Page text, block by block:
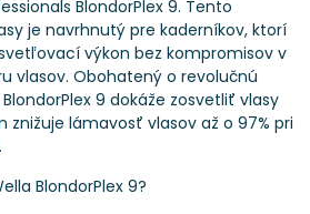
BlondorPlex 9. Tento
je navrhnutý pre kaderníkov, ktorí
výkon bez kompromisov v
vlasov. Obohatený o revolučnú
9 dokáže zosvetliť vlasy
znižuje lámavosť vlasov až o 97% pri
BlondorPlex 9?